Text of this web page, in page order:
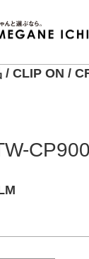
/ CLIP ON /